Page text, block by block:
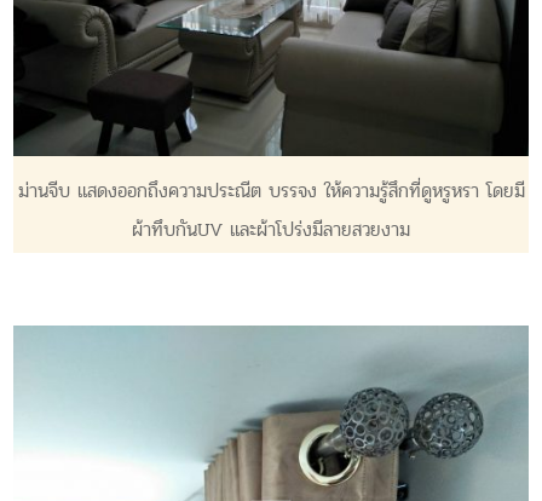
ม่านจีบ แสดงออกถึงความประณีต บรรจง ให้ความรู้สึกที่ดูหรูหรา โดยมี
ผ้าทึบกันUV และผ้าโปร่งมีลายสวยงาม